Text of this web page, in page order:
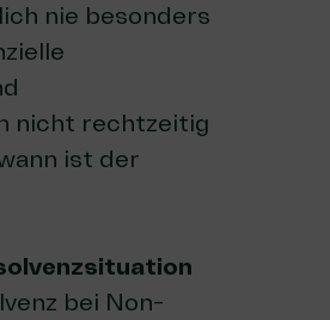
nie besonders
nicht rechtzeitig
ist der
bei Non-